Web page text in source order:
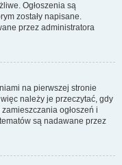
Ogłoszenia są
zostały napisane.
przez administratora
na pierwszej stronie
należy je przeczytać, gdy
ogłoszeń i
są nadawane przez